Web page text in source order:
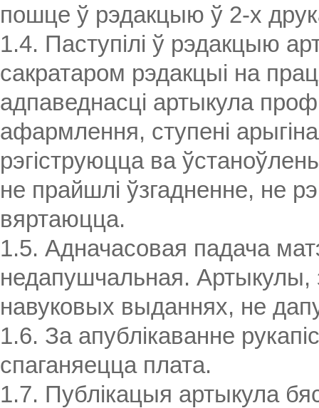
пошце ў рэдакцыю ў 2-х
1.4. Паступілі ў рэдакцыю
сакратаром рэдакцыі на
адпаведнасці артыкула
афармлення, ступені
рэгіструюцца ва
не прайшлі ўзгадненне, не
вяртаюцца.
1.5. Адначасовая падача
недапушчальная.
навуковых выданнях, не
1.6. За апублікаванне
спаганяецца плата.
1.7. Публікацыя артыкула